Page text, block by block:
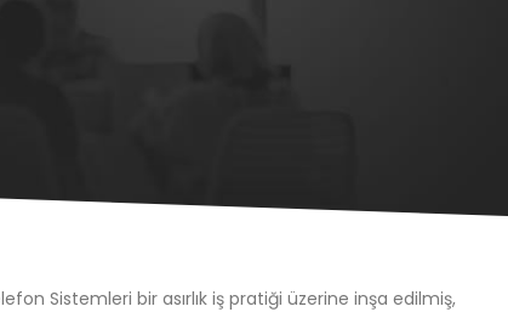
Sistemleri bir asırlık iş pratiği üzerine inşa edilmiş,